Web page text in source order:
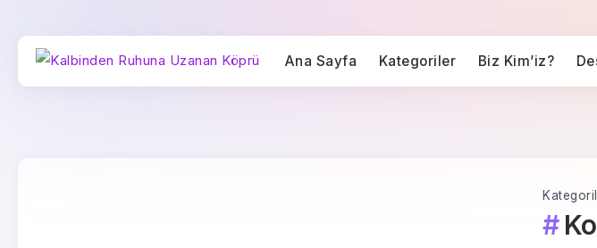
Ana Sayfa Kategoriler Biz Kim’iz?